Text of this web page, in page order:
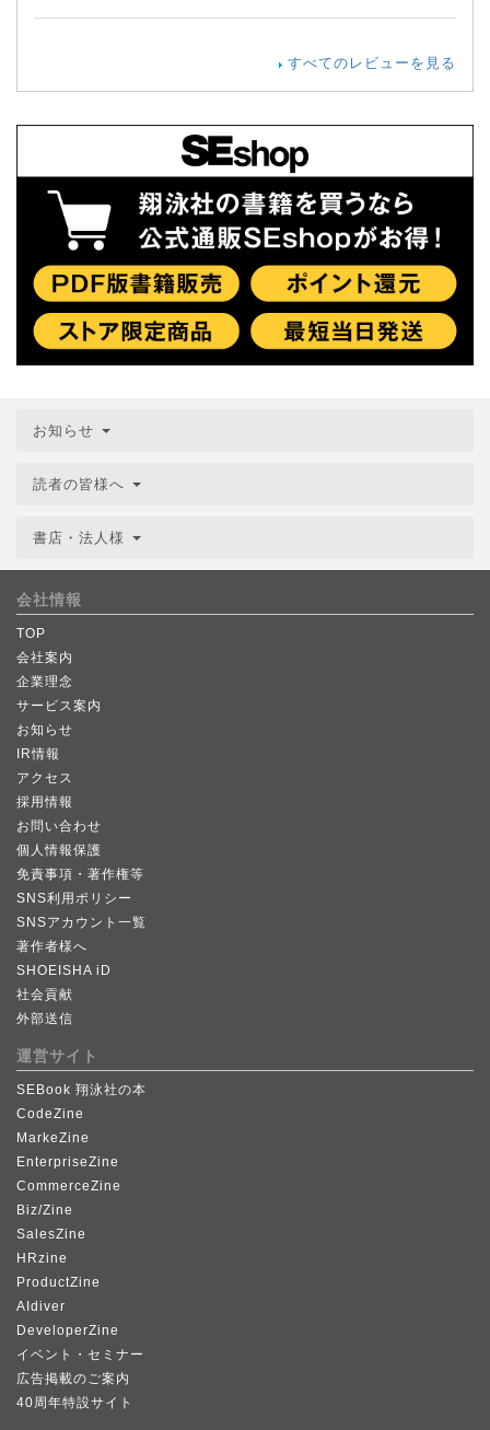
すべてのレビューを見る
お知らせ
読者の皆様へ
書店・法人様
会社情報
TOP
会社案内
企業理念
サービス案内
お知らせ
IR情報
アクセス
採用情報
お問い合わせ
個人情報保護
免責事項・著作権等
SNS利用ポリシー
SNSアカウント一覧
著作者様へ
SHOEISHA iD
社会貢献
外部送信
運営サイト
SEBook 翔泳社の本
CodeZine
MarkeZine
EnterpriseZine
CommerceZine
Biz/Zine
SalesZine
HRzine
ProductZine
AIdiver
DeveloperZine
イベント・セミナー
広告掲載のご案内
40周年特設サイト